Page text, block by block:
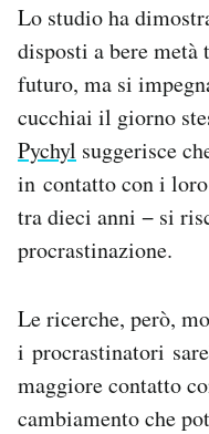
Lo studio ha
disposti a bere metà
futuro, ma si
cucchiai il giorno
Pychyl suggerisce
in contatto con i
tra dieci anni − si
procrastinazione.
Le ricerche, però,
i procrastinatori
maggiore contatto
cambiamento che